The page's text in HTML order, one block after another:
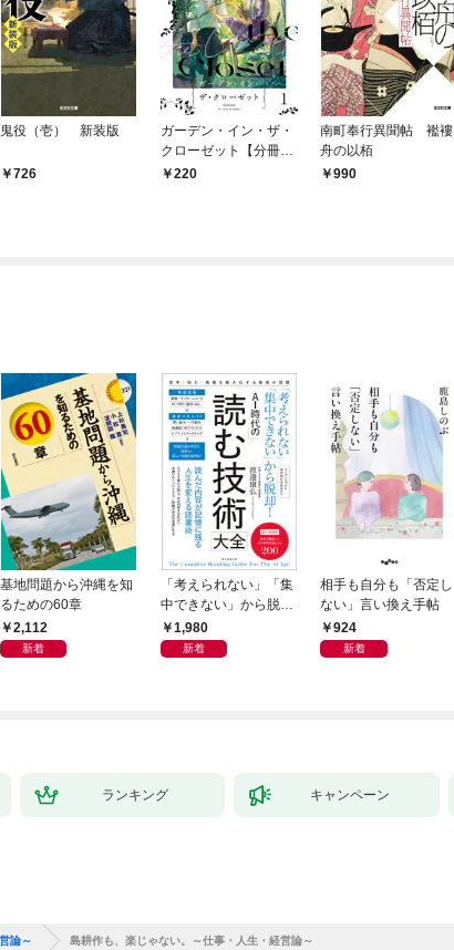
鬼役（壱） 新装版
726
ガーデン・イン・ザ・
クローゼット【分冊
版】1
220
南町奉行異聞帖 襤褸
舟の以栢
990
基地問題から沖縄を知
るための60章
2,112
新着
「考えられない」「集
中できない」から脱
却！ AI時代の読む技
術大全
1,980
新着
相手も自分も「否定し
ない」言い換え手帖
924
新着
ランキング キャンペーン
論～ 島耕作も、楽じゃない。～仕事・人生・経営論～